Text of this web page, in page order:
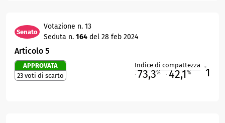
Senato
Votazione n. 13
Seduta n. 164 del 28 feb 2024
Articolo 5
APPROVATA
23 voti di scarto
Indice di compattezza
73,3% 42,1% 1